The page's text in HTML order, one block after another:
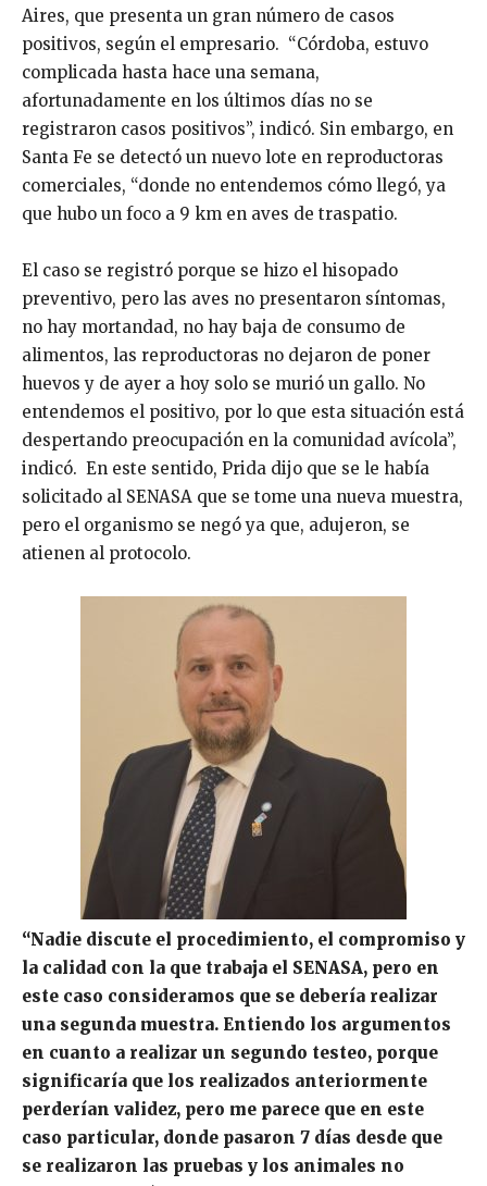
Aires, que presenta un gran número de casos
positivos, según el empresario. “Córdoba, estuvo
complicada hasta hace una semana,
afortunadamente en los últimos días no se
registraron casos positivos”, indicó. Sin embargo, en
Santa Fe se detectó un nuevo lote en reproductoras
comerciales, “donde no entendemos cómo llegó, ya
que hubo un foco a 9 km en aves de traspatio.
El caso se registró porque se hizo el hisopado
preventivo, pero las aves no presentaron síntomas,
no hay mortandad, no hay baja de consumo de
alimentos, las reproductoras no dejaron de poner
huevos y de ayer a hoy solo se murió un gallo. No
entendemos el positivo, por lo que esta situación está
despertando preocupación en la comunidad avícola”,
indicó. En este sentido, Prida dijo que se le había
solicitado al SENASA que se tome una nueva muestra,
pero el organismo se negó ya que, adujeron, se
atienen al protocolo.
“Nadie discute el procedimiento, el compromiso y
la calidad con la que trabaja el SENASA, pero en
este caso consideramos que se debería realizar
una segunda muestra. Entiendo los argumentos
en cuanto a realizar un segundo testeo, porque
significaría que los realizados anteriormente
perderían validez, pero me parece que en este
caso particular, donde pasaron 7 días desde que
se realizaron las pruebas y los animales no